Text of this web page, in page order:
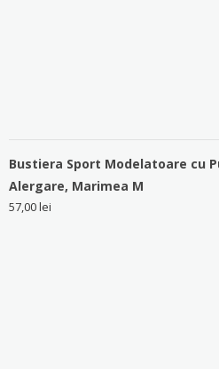
Bustiera Sport Modelatoare cu
Alergare, Marimea M
57,00lei